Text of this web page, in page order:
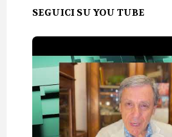
SEGUICI SU YOU TUBE